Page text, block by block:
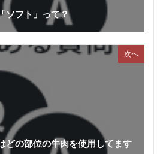
ソフト」って？
次へ
どの部位の牛肉を使用してます